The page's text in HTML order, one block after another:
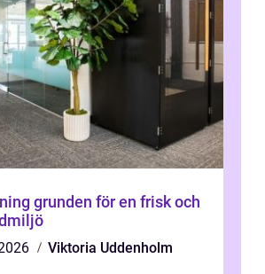
frisk och
Viktoria Uddenholm